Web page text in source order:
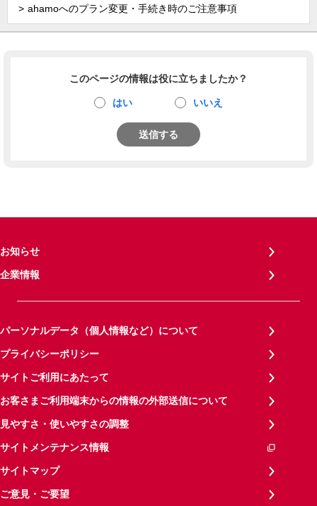
ahamoへのプラン変更・手続き時のご注意事項
このページの情報は役に立ちましたか？
はい いいえ
送信する
お知らせ
企業情報
パーソナルデータ（個人情報など）について
プライバシーポリシー
サイトご利用にあたって
お客さまご利用端末からの情報の外部送信について
見やすさ・使いやすさの調整
サイトメンテナンス情報
サイトマップ
ご意見・ご要望